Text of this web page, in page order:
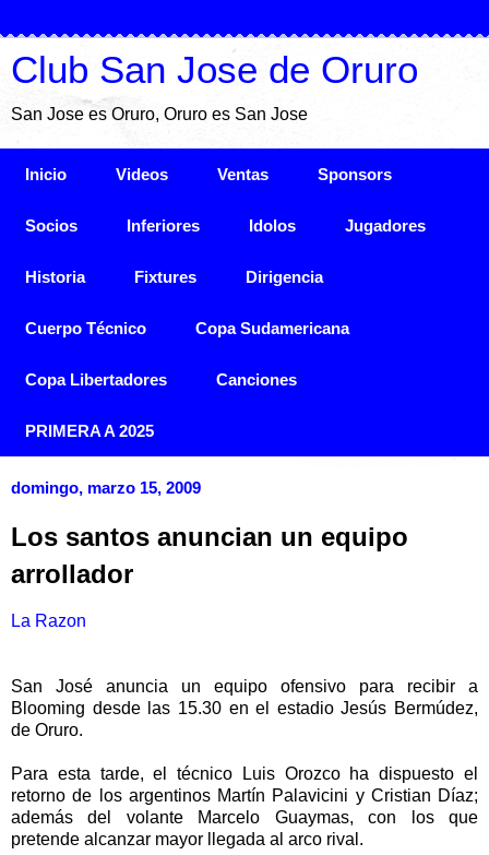
Club San Jose de Oruro
San Jose es Oruro, Oruro es San Jose
Inicio Videos Ventas Sponsors
Socios Inferiores Idolos Jugadores
Historia Fixtures Dirigencia
Cuerpo Técnico Copa Sudamericana
Copa Libertadores Canciones
PRIMERA A 2025
domingo, marzo 15, 2009
Los santos anuncian un equipo
arrollador
La Razon
San José anuncia un equipo ofensivo para recibir a
Blooming desde las 15.30 en el estadio Jesús Bermúdez,
de Oruro.
Para esta tarde, el técnico Luis Orozco ha dispuesto el
retorno de los argentinos Martín Palavicini y Cristian Díaz;
además del volante Marcelo Guaymas, con los que
pretende alcanzar mayor llegada al arco rival.